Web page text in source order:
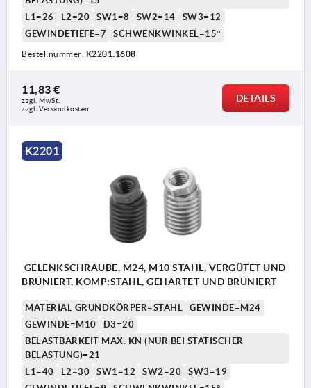
L1=26
L2=20 SW1=8 SW2=14
SW3=12
GEWINDETIEFE=7
SCHWENKWINKEL=15°
Bestellnummer: K2201.1608
11,83 €
zzgl. MwSt.
zzgl. Versandkosten
DETAILS
K2201
GELENKSCHRAUBE, M24, M10 STAHL, VERGÜTET UND
BRÜNIERT, KOMP:STAHL, GEHÄRTET UND BRÜNIERT
MATERIAL GRUNDKÖRPER=STAHL
GEWINDE=M24
GEWINDE=M10
D3=20
BELASTBARKEIT MAX. KN (NUR BEI STATISCHER
BELASTUNG)=21
L1=40
L2=30 SW1=12 SW2=20
SW3=19